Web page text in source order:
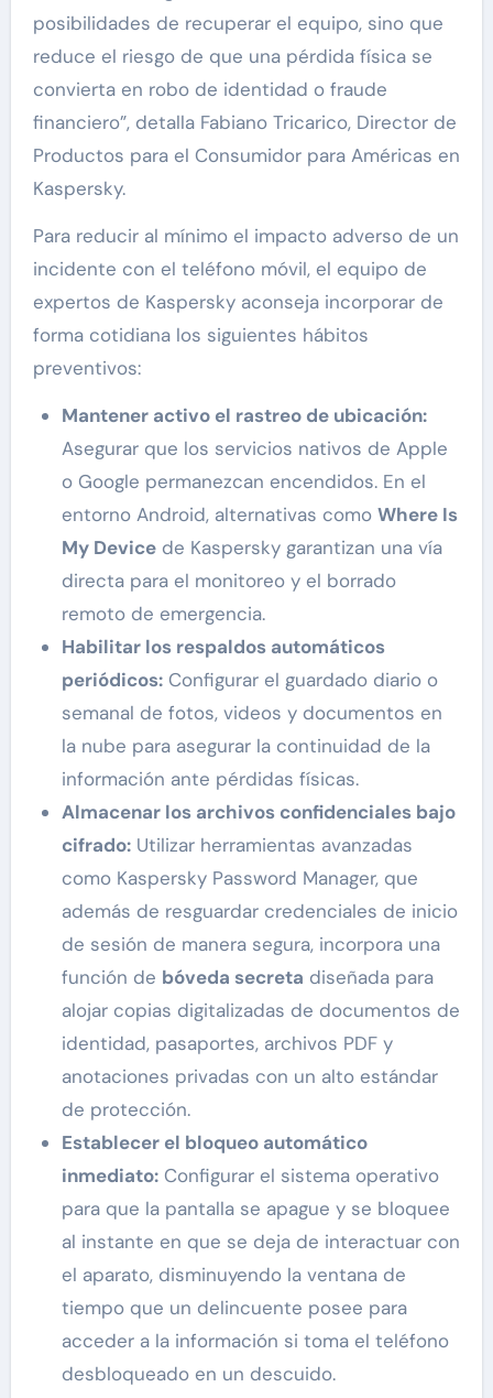
posibilidades de recuperar el equipo, sino que
reduce el riesgo de que una pérdida física se
convierta en robo de identidad o fraude
financiero”, detalla Fabiano Tricarico, Director de
Productos para el Consumidor para Américas en
Kaspersky.
Para reducir al mínimo el impacto adverso de un
incidente con el teléfono móvil, el equipo de
expertos de Kaspersky aconseja incorporar de
forma cotidiana los siguientes hábitos
preventivos:
Mantener activo el rastreo de ubicación:
Asegurar que los servicios nativos de Apple
o Google permanezcan encendidos. En el
entorno Android, alternativas como Where Is
My Devicede Kaspersky garantizan una vía
directa para el monitoreo y el borrado
remoto de emergencia.
Habilitar los respaldos automáticos
periódicos:Configurar el guardado diario o
semanal de fotos, videos y documentos en
la nube para asegurar la continuidad de la
información ante pérdidas físicas.
Almacenar los archivos confidenciales bajo
cifrado:Utilizar herramientas avanzadas
como Kaspersky Password Manager, que
además de resguardar credenciales de inicio
de sesión de manera segura, incorpora una
función de bóveda secreta diseñada para
alojar copias digitalizadas de documentos de
identidad, pasaportes, archivos PDF y
anotaciones privadas con un alto estándar
de protección.
Establecer el bloqueo automático
inmediato:Configurar el sistema operativo
para que la pantalla se apague y se bloquee
al instante en que se deja de interactuar con
el aparato, disminuyendo la ventana de
tiempo que un delincuente posee para
acceder a la información si toma el teléfono
desbloqueado en un descuido.